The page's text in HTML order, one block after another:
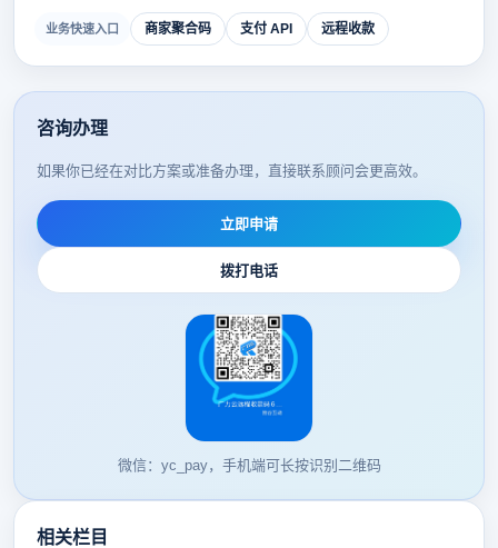
业务快速入口 商家聚合码 支付 API 远程收款
咨询办理
如果你已经在对比方案或准备办理，直接联系顾问会更高效。
立即申请
拨打电话
微信：yc_pay，手机端可长按识别二维码
相关栏目